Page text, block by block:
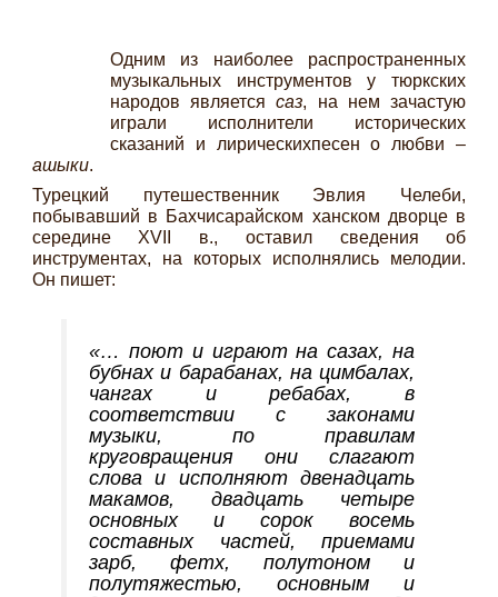
Одним из наиболее распространенных
музыкальных инструментов у тюркских
народов является саз, на нем зачастую
играли исполнители исторических
сказаний и лирическихпесен о любви –
ашыки.
Турецкий путешественник Эвлия Челеби,
побывавший в Бахчисарайском ханском дворце в
середине XVII в., оставил сведения об
инструментах, на которых исполнялись мелодии.
Он пишет:
«… поют и играют насазах, на
бубнах и барабанах, на цимбалах,
чангахиребабах, в
соответствии с законами
музыки, по правилам
круговращения они слагают
слова и исполняют двенадцать
макамов, двадцать четыре
основных и сорок восемь
составных частей, приемами
зарб,фетх, полутоном и
полутяжестью, основным и